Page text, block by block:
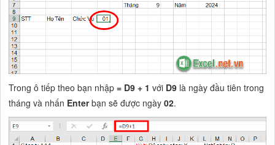
Trong ô tiếp theo bạn nhập= D9 + 1 với D9 là ngày đầu tiên trong
tháng và nhấn Enterbạn sẽ được ngày02.